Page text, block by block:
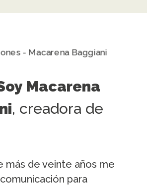
Macarena
, creadora de
más de veinte años me
para